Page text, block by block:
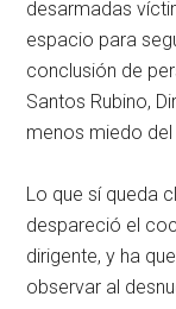
desarmadas
espacio para
conclusión de
Santos Rubino,
menos miedo
Lo que sí queda
despareció el
dirigente, y ha
observar al